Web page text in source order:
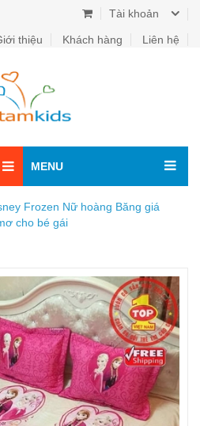
Tài khoản
thiệu Khách hàng Liên hệ
MENU
Frozen Nữ hoàng Băng giá
cho bé gái